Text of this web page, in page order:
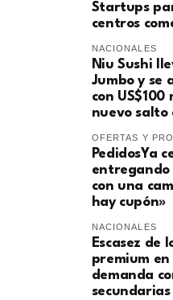
Startups
centros
NACIONALES
Niu Sushi
Jumbo y se
con
nuevo salto
OFERTAS Y
PedidosYa
entregando
con una
hay cupón»
NACIONALES
Escasez de
premium
demanda
secundarias